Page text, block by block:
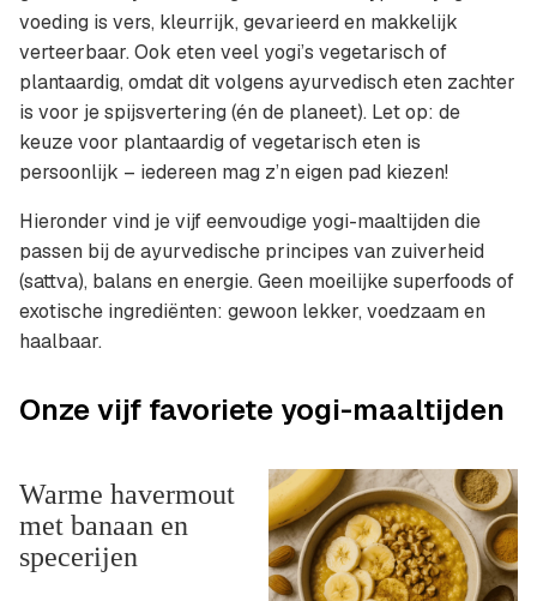
voeding is vers, kleurrijk, gevarieerd en makkelijk
verteerbaar. Ook eten veel yogi’s vegetarisch of
plantaardig, omdat dit volgens ayurvedisch eten zachter
is voor je spijsvertering (én de planeet). Let op: de
keuze voor plantaardig of vegetarisch eten is
persoonlijk – iedereen mag z’n eigen pad kiezen!
Hieronder vind je vijf eenvoudige yogi-maaltijden die
passen bij de ayurvedische principes van zuiverheid
(sattva), balans en energie. Geen moeilijke superfoods of
exotische ingrediënten: gewoon lekker, voedzaam en
haalbaar.
Onze vijf favoriete yogi-maaltijden
Warme havermout
met banaan en
specerijen